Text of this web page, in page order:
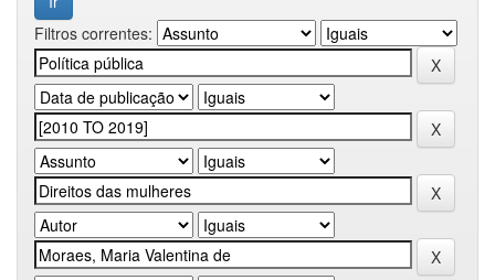
Filtros correntes: